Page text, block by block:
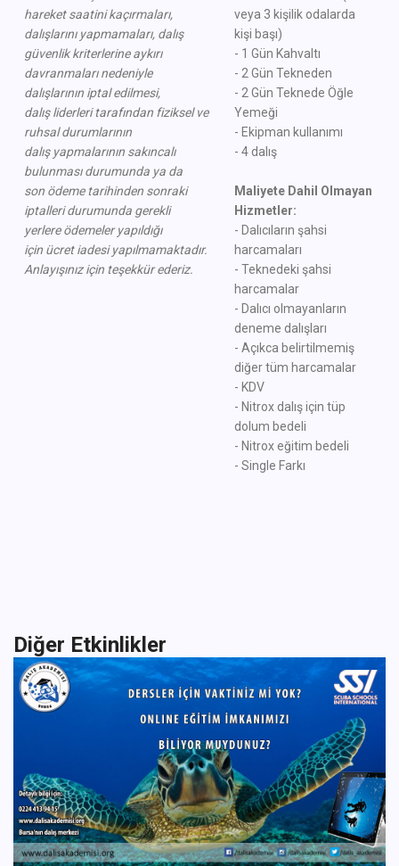
hareket saatini kaçırmaları,
dalışlarını yapmamaları, dalış
güvenlik kriterlerine aykırı
davranmaları nedeniyle
dalışlarının iptal edilmesi,
dalış liderleri tarafından fiziksel ve
ruhsal durumlarının
dalış yapmalarının sakıncalı
bulunması durumunda ya da
son ödeme tarihinden sonraki
iptalleri durumunda gerekli
yerlere ödemeler yapıldığı
için ücret iadesi yapılmamaktadır.
Anlayışınız için teşekkür ederiz.
veya 3 kişilik odalarda
kişi başı)
- 1 Gün Kahvaltı
- 2 Gün Tekneden
- 2 Gün Teknede Öğle
Yemeği
- Ekipman kullanımı
- 4 dalış
Maliyete Dahil Olmayan
Hizmetler:
- Dalıcıların şahsi
harcamaları
- Teknedeki şahsi
harcamalar
- Dalıcı olmayanların
deneme dalışları
- Açıkca belirtilmemiş
diğer tüm harcamalar
- KDV
- Nitrox dalış için tüp
dolum bedeli
- Nitrox eğitim bedeli
- Single Farkı
Diğer Etkinlikler